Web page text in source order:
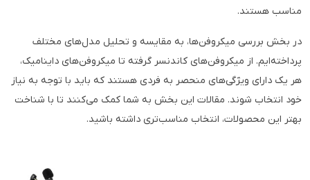
مناسب هستند.
در بخش بررسی میکروفن‌ها، به مقایسه و تحلیل مدل‌های مختلف
پرداخته‌ایم. از میکروفن‌های کاندنسر گرفته تا میکروفن‌های داینامیک،
هر یک دارای ویژگی‌های منحصر به فردی هستند که باید با توجه به نیاز
خود انتخاب شوند. مقالات این بخش به شما کمک می‌کنند تا با شناخت
بهتر این محصولات، انتخاب مناسب‌تری داشته باشید.